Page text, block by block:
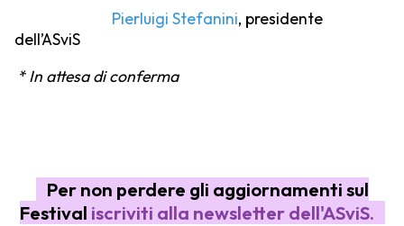
Pierluigi Stefanini, presidente
dell’ASviS
* In attesa di conferma
Per non perdere gli aggiornamenti sul
Festival iscriviti alla newsletter dell'ASviS.